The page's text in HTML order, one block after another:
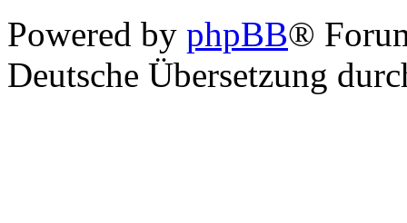
Powered by phpBB®
Deutsche Übersetzung